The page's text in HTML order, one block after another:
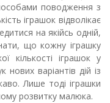
поводження з
іграшок відволікає
на якійсь одній,
що кожну іграшку
кіль­кості іграшок у
варіантів дій із
Лише тоді іграшки
розвитку малюка.